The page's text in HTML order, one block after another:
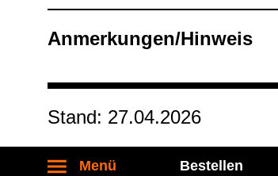
Menü Bestellen
Anmer­kun­gen/Hin­weis
Stand: 27.04.2026